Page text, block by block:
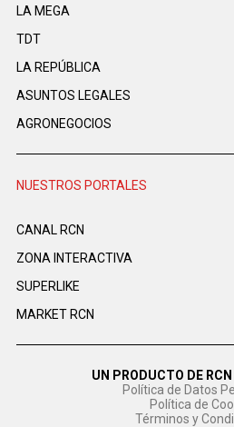
LA MEGA
TDT
LA REPÚBLICA
ASUNTOS LEGALES
AGRONEGOCIOS
NUESTROS PORTALES
CANAL RCN
ZONA INTERACTIVA
SUPERLIKE
MARKET RCN
UN PRODUCTO DE
Política de Datos
Política de
Términos y